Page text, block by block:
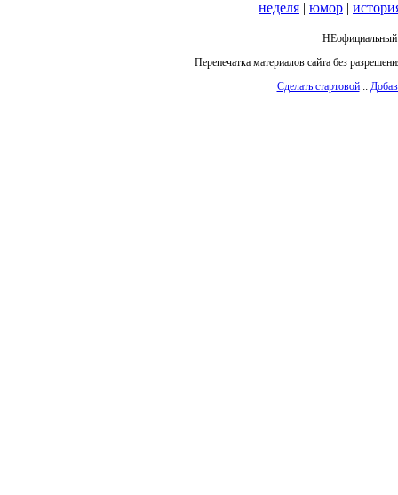
неделя | юмор |
Перепечатка материалов сайта без
Сделать стартовой::